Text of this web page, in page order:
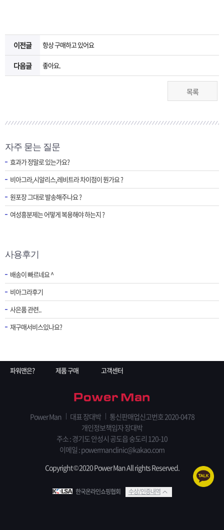
이전글 항상 구매하고 있어요
다음글 좋아요.
목록
자주 묻는 질문
효과가 정말로 있는가요?
비아그라,시알리스,레비트라 차이점이 뭔가요 ?
원포장 그대로 발송해주나요 ?
여성흥분제는 어떻게 복용해야 하는지 ?
사용후기
배송이 빠르네요 ^
비아그라후기
사은품 관련..
재구매서비스있나요?
파워맨은? 제품 구매 고객센터
Power Man 대표 장대박
통신판매업신고번호 2020-0478
개인정보책임자 장대박
주소 : 경기도 안성시 공도읍 숭도리 120-10
이메일 : powermanclinic@kakao.com
Copyright © 2020 Power Man All rights Reserved.
한국온라인쇼핑협회 수상/인증내역